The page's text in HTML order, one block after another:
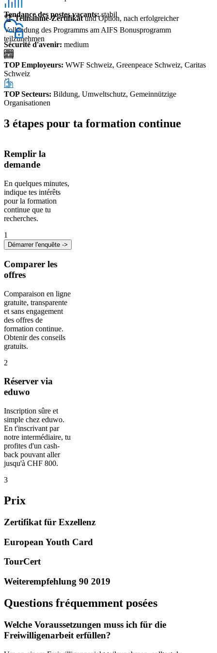
🏆Teilnahme-Zertifikatund Option, nach erfolgreicher
Vollendung des Programms am AIFS Bonusprogramm
teilzunehmen
Tendance des postes vacants: stabil
Sécurité d'avenir: medium
TOP Employeurs: WWF Schweiz, Greenpeace Schweiz, Caritas
Schweiz
TOP Secteurs: Bildung, Umweltschutz, Gemeinnützige
Organisationen
3 étapes pour ta formation continue
Remplir la
demande
En quelques minutes,
indique tes intérêts
pour la formation
continue que tu
recherches.
1
Démarrer l'enquête ->
Comparer les
offres
Comparaison en ligne
gratuite, transparente
et sans engagement
des offres de
formation continue.
Obtenir des conseils
gratuits.
2
Réserver via
eduwo
Inscription sûre et
simple chez eduwo.
En t'inscrivant par
notre intermédiaire, tu
profites d'un cash-
back pouvant aller
jusqu'à CHF 800.
3
Prix
Zertifikat für Exzellenz
European Youth Card
TourCert
Weiterempfehlung 90 2019
Questions fréquemment posées
Welche Voraussetzungen muss ich für die
Freiwilligenarbeit erfüllen?